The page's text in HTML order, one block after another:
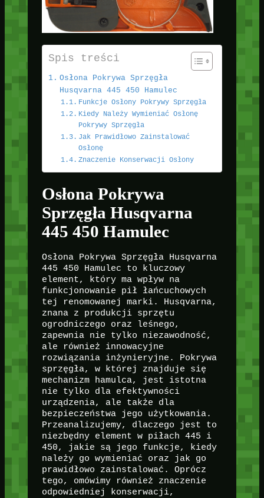
Spis treści
Osłona Pokrywa Sprzęgła
Husqvarna 445 450 Hamulec
Funkcje Osłony Pokrywy Sprzęgła
Kiedy Należy Wymieniać Osłonę
Pokrywy Sprzęgła
Jak Prawidłowo Zainstalować
Osłonę
Znaczenie Konserwacji Osłony
Osłona Pokrywa
Sprzęgła Husqvarna
445 450 Hamulec
Osłona Pokrywa Sprzęgła Husqvarna
445 450 Hamulec to kluczowy
element, który ma wpływ na
funkcjonowanie pił łańcuchowych
tej renomowanej marki. Husqvarna,
znana z produkcji sprzętu
ogrodniczego oraz leśnego,
zapewnia nie tylko niezawodność,
ale również innowacyjne
rozwiązania inżynieryjne. Pokrywa
sprzęgła, w której znajduje się
mechanizm hamulca, jest istotna
nie tylko dla efektywności
urządzenia, ale także dla
bezpieczeństwa jego użytkowania.
Przeanalizujemy, dlaczego jest to
niezbędny element w piłach 445 i
450, jakie są jego funkcje, kiedy
należy go wymieniać oraz jak go
prawidłowo zainstalować. Oprócz
tego, omówimy również znaczenie
odpowiedniej konserwacji,